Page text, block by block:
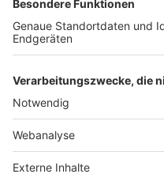
Nutzungsbedingungen